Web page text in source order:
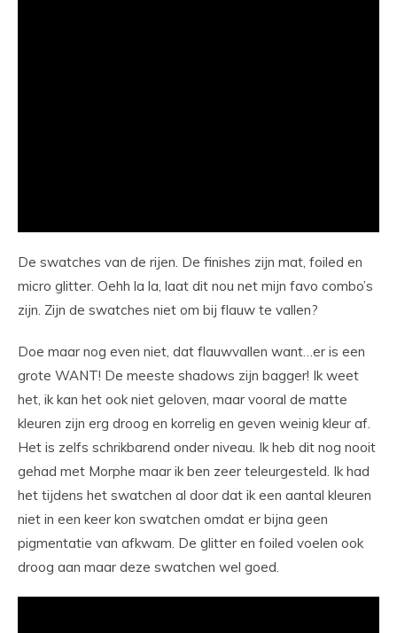
De swatches van de rijen. De finishes zijn mat, foiled en
micro glitter. Oehh la la, laat dit nou net mijn favo combo’s
zijn. Zijn de swatches niet om bij flauw te vallen?
Doe maar nog even niet, dat flauwvallen want…er is een
grote WANT! De meeste shadows zijn bagger! Ik weet
het, ik kan het ook niet geloven, maar vooral de matte
kleuren zijn erg droog en korrelig en geven weinig kleur af.
Het is zelfs schrikbarend onder niveau. Ik heb dit nog nooit
gehad met Morphe maar ik ben zeer teleurgesteld. Ik had
het tijdens het swatchen al door dat ik een aantal kleuren
niet in een keer kon swatchen omdat er bijna geen
pigmentatie van afkwam. De glitter en foiled voelen ook
droog aan maar deze swatchen wel goed.